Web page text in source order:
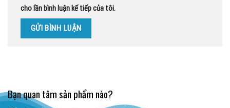
cho lần bình luận kế tiếp của tôi.
Bạn quan tâm sản phẩm nào?